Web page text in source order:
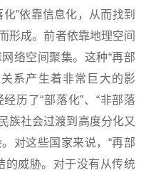
”依靠信息化，从而找到
形成。前者依靠地理空间
络空间聚集。这种“再部
系产生着非常巨大的影
历了“部落化”、“非部落
族社会过渡到高度分化又
对这些国家来说，“再部
的威胁。对于没有从传统